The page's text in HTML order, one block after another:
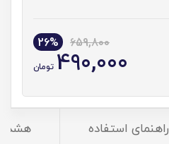
659,800
26%
490,000 تومان
راهنمای استفاده